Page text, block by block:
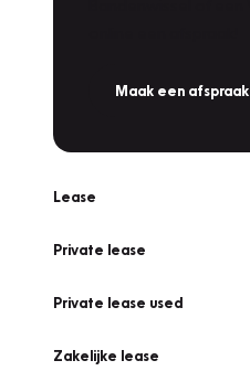
Maak een afspraak
Lease
Private lease
Private lease used
Zakelijke lease